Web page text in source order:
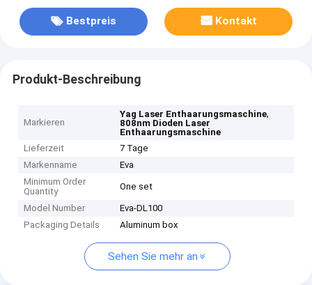
Bestpreis Kontakt
Produkt-Beschreibung
Markieren
Yag Laser Enthaarungsmaschine,
808nm Dioden Laser
Enthaarungsmaschine
Lieferzeit
7 Tage
Markenname
Eva
Minimum Order
Quantity
One set
Model Number
Eva-DL100
Packaging Details
Aluminum box
Sehen Sie mehr an